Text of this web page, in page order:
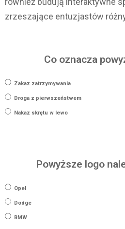
zrzeszające entuzjastów
Co oznacza
Zakaz zatrzymywania
Droga z pierwszeństwem
Nakaz skrętu w lewo
Powyższe logo
Opel
Dodge
BMW